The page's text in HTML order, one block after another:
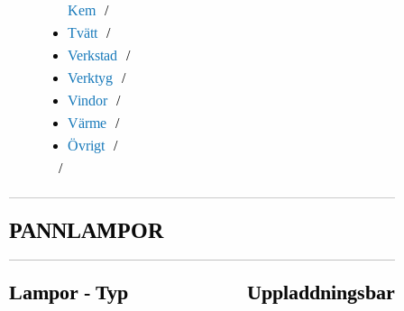
Kem
Tvätt
Verkstad
Verktyg
Vindor
Värme
Övrigt
PANNLAMPOR
Lampor - Typ Uppladdningsbar